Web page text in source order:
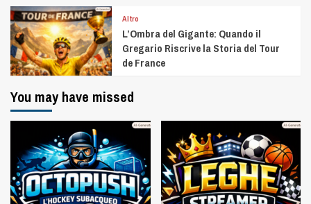
Altro
L’Ombra del Gigante: Quando il
Gregario Riscrive la Storia del Tour
de France
You may have missed